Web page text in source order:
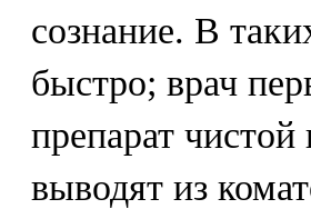
сознание. В
быстро; врач
препарат
выводят из